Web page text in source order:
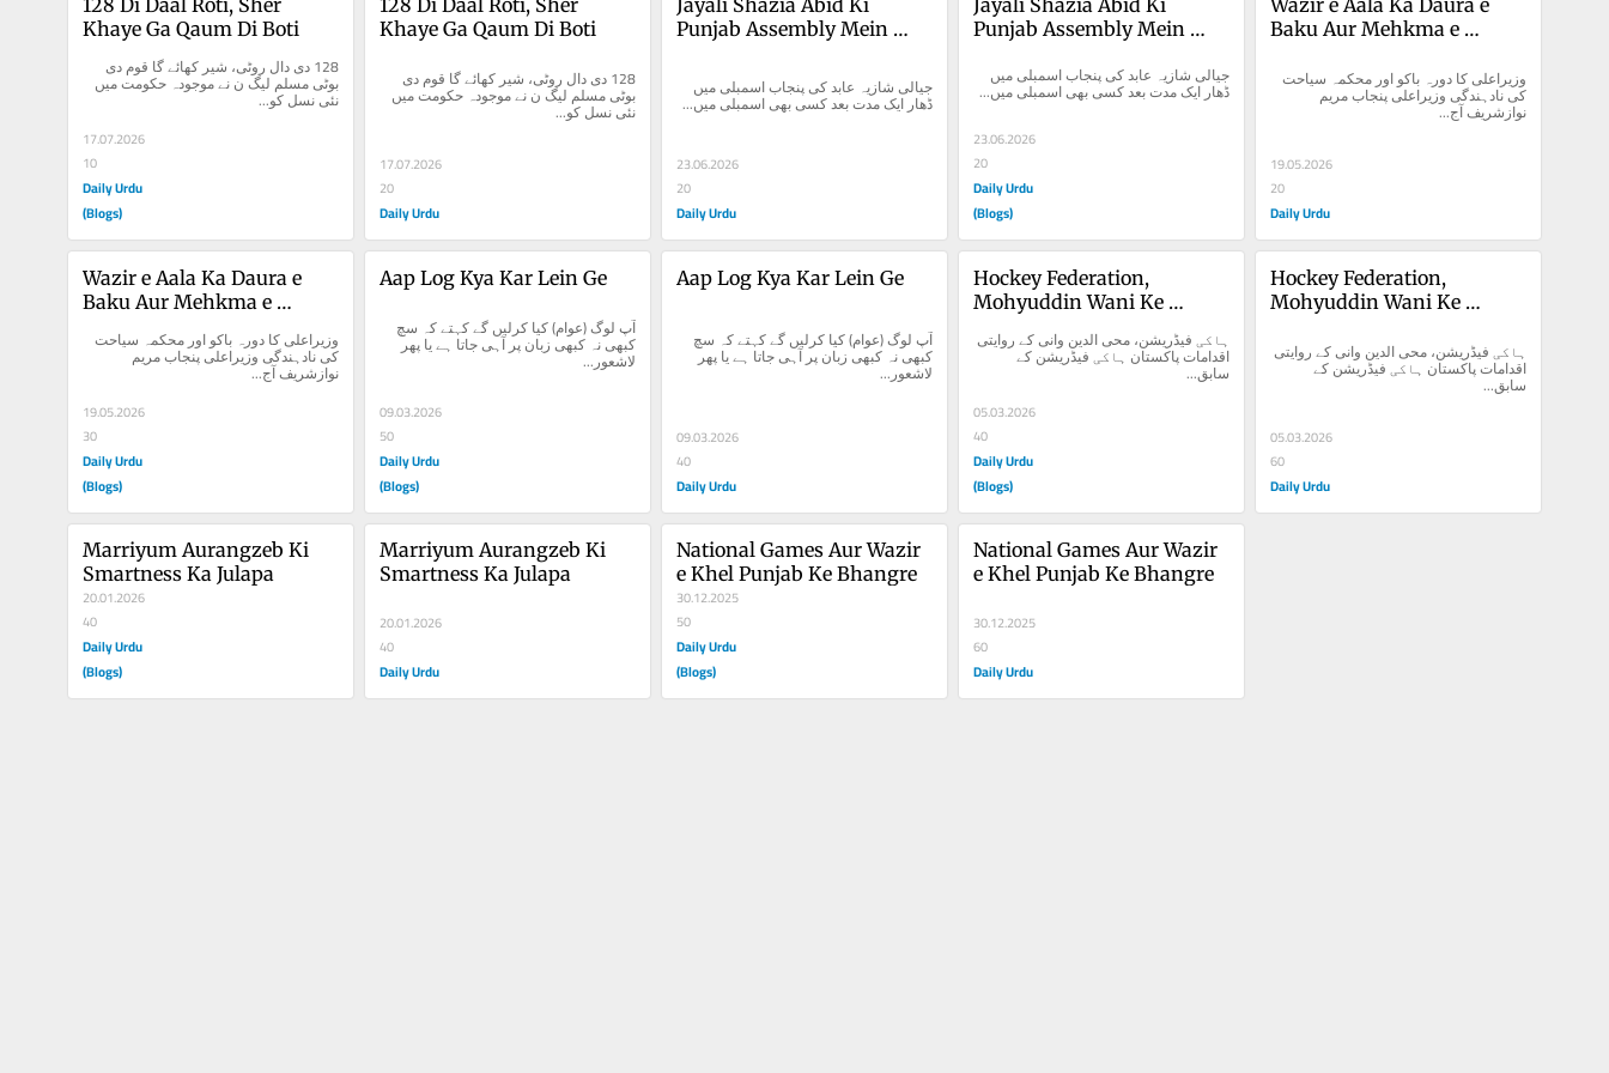
Khaye Ga Qaum Di Boti
128 دی دال روٹی، شیر کھائے گا قوم دی
نئی نسل کو...
17.07.2026
10
Daily Urdu
(Blogs)
Khaye Ga Qaum Di Boti
128 دی دال روٹی، شیر کھائے گا قوم دی
نئی نسل کو...
17.07.2026
20
Daily Urdu
Punjab Assembly Mein
ڈھار ایک مدت بعد کسی بھی اسمبلی میں...
23.06.2026
20
Daily Urdu
Punjab Assembly Mein
ڈھار ایک مدت بعد کسی بھی اسمبلی میں...
23.06.2026
20
Daily Urdu
(Blogs)
Baku Aur Mehkma e
وزیراعلی کا دورہ باکو اور محکمہ سیاحت
کی نادہندگی وزیراعلی پنجاب مریم
نوازشریف آج...
19.05.2026
20
Daily Urdu
Wazir e Aala Ka Daura e
Baku Aur Mehkma e
وزیراعلی کا دورہ باکو اور محکمہ سیاحت
کی نادہندگی وزیراعلی پنجاب مریم
نوازشریف آج...
19.05.2026
30
Daily Urdu
(Blogs)
Aap Log Kya Kar Lein Ge
کبھی نہ کبھی زبان پر آہی جاتا ہے یا پھر
لاشعور...
09.03.2026
50
Daily Urdu
(Blogs)
Aap Log Kya Kar Lein Ge
کبھی نہ کبھی زبان پر آہی جاتا ہے یا پھر
لاشعور...
09.03.2026
40
Daily Urdu
Hockey Federation,
Mohyuddin Wani Ke
ہاکی فیڈریشن، محی الدین وانی کے روایتی
اقدامات پاکستان ہاکی فیڈریشن کے
سابق...
05.03.2026
40
Daily Urdu
(Blogs)
Hockey Federation,
Mohyuddin Wani Ke
ہاکی فیڈریشن، محی الدین وانی کے روایتی
اقدامات پاکستان ہاکی فیڈریشن کے
سابق...
05.03.2026
60
Daily Urdu
Marriyum Aurangzeb Ki
Smartness Ka Julapa
20.01.2026
40
Daily Urdu
(Blogs)
Marriyum Aurangzeb Ki
Smartness Ka Julapa
20.01.2026
40
Daily Urdu
National Games Aur Wazir
e Khel Punjab Ke Bhangre
30.12.2025
50
Daily Urdu
(Blogs)
National Games Aur Wazir
e Khel Punjab Ke Bhangre
30.12.2025
60
Daily Urdu